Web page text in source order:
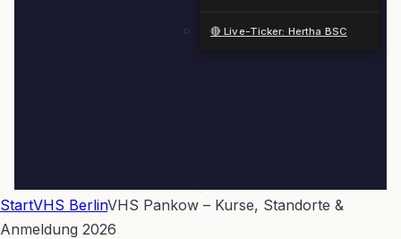
🔴 Live-Ticker: Hertha BSC
StartVHS BerlinVHS Pankow – Kurse, Standorte &
Anmeldung 2026